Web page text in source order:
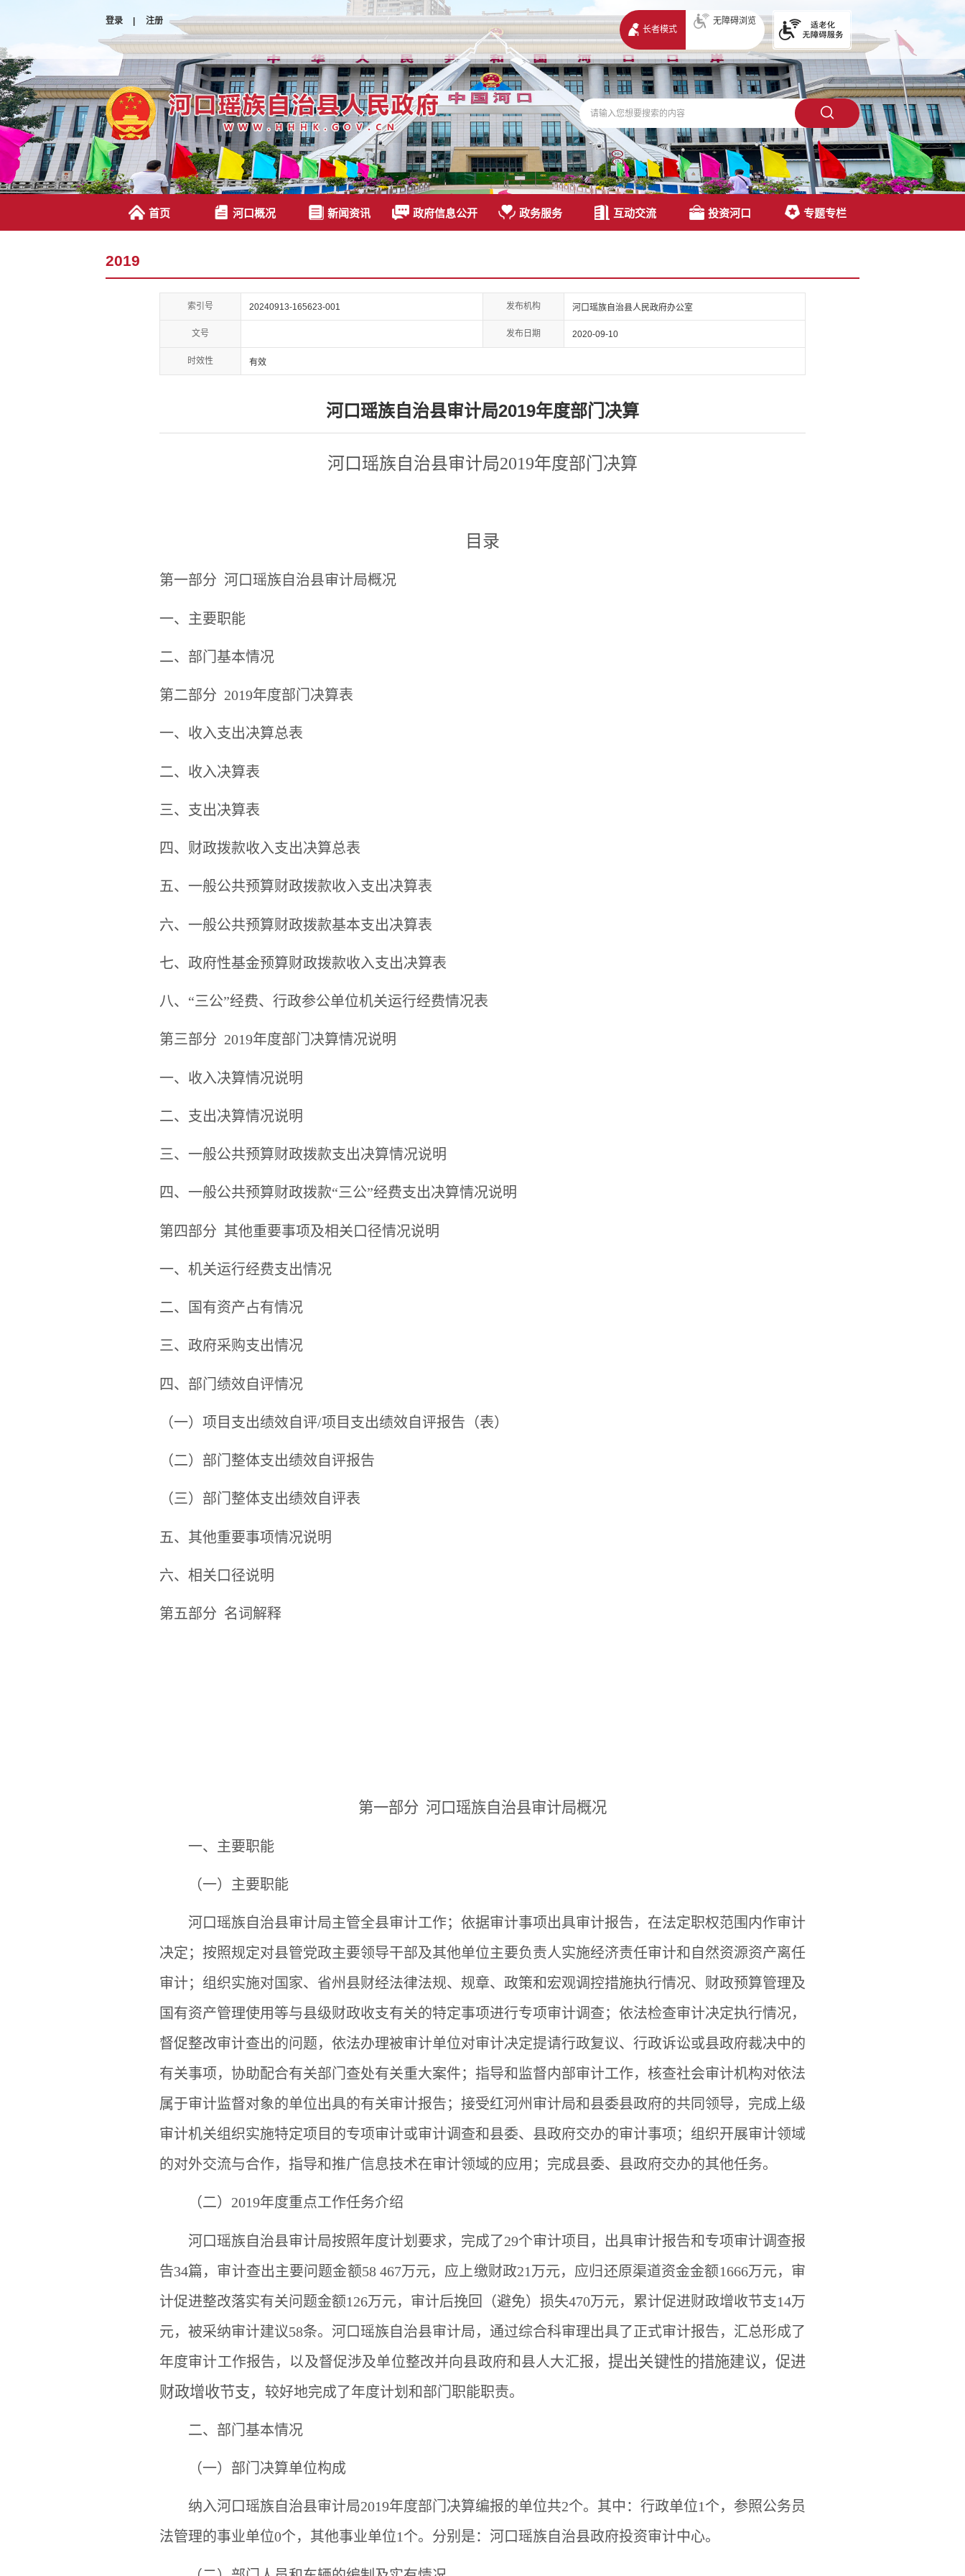
登录 |
注册
长者模式
无障碍浏览
首页 河口概况 新闻资讯 政府信息公开 政务服务 互动交流 投资河口 专题专栏
2019
索引号 20240913-165623-001 发布机构 河口瑶族自治县人民政府办公室
文号 发布日期 2020-09-10
时效性 有效
河口瑶族自治县审计局2019年度部门决算
河口瑶族自治县审计局2019年度部门决算
目录
第一部分 河口瑶族自治县审计局概况
一、主要职能
二、部门基本情况
第二部分 2019年度部门决算表
一、收入支出决算总表
二、收入决算表
三、支出决算表
四、财政拨款收入支出决算总表
五、一般公共预算财政拨款收入支出决算表
六、一般公共预算财政拨款基本支出决算表
七、政府性基金预算财政拨款收入支出决算表
八、 “三公”经费、行政参公单位机关运行经费情况表
第三部分 2019年度部门决算情况说明
一、收入决算情况说明
二、支出决算情况说明
三、一般公共预算财政拨款支出决算情况说明
四、一般公共预算财政拨款“三公”经费支出决算情况说明
第四部分 其他重要事项及相关口径情况说明
一、机关运行经费支出情况
二、国有资产占有情况
三、政府采购支出情况
四、部门绩效自评情况
（一）项目支出绩效自评/项目支出绩效自评报告（表）
（二）部门整体支出绩效自评报告
（三）部门整体支出绩效自评表
五、其他重要事项情况说明
六、相关口径说明
第五部分 名词解释
第一部分 河口瑶族自治县审计局概况
一、主要职能
（一）主要职能
河口瑶族自治县审计局主管全县审计工作；依据审计事项出具审计报告，在法定职权范围内作审计
决定；按照规定对县管党政主要领导干部及其他单位主要负责人实施经济责任审计和自然资源资产离任
审计；组织实施对国家、省州县财经法律法规、规章、政策和宏观调控措施执行情况、财政预算管理及
国有资产管理使用等与县级财政收支有关的特定事项进行专项审计调查；依法检查审计决定执行情况，
督促整改审计查出的问题，依法办理被审计单位对审计决定提请行政复议、行政诉讼或县政府裁决中的
有关事项，协助配合有关部门查处有关重大案件；指导和监督内部审计工作，核查社会审计机构对依法
属于审计监督对象的单位出具的有关审计报告；接受红河州审计局和县委县政府的共同领导，完成上级
审计机关组织实施特定项目的专项审计或审计调查和县委、县政府交办的审计事项；组织开展审计领域
的对外交流与合作，指导和推广信息技术在审计领域的应用；完成县委、县政府交办的其他任务。
（二） 2019年度重点工作任务介绍
河口瑶族自治县审计局按照年度计划要求，完成了29个审计项目，出具审计报告和专项审计调查报
告34篇，审计查出主要问题金额58 467万元，应上缴财政21万元，应归还原渠道资金金额1666万元，审
计促进整改落实有关问题金额126万元，审计后挽回（避免）损失470万元，累计促进财政增收节支14万
元，被采纳审计建议58条。河口瑶族自治县审计局，通过综合科审理出具了正式审计报告，汇总形成了
年度审计工作报告，以及督促涉及单位整改并向县政府和县人大汇报，提出关键性的措施建议，促进
财政增收节支， 较好地完成了年度计划和部门职能职责。
二、部门基本情况
（一）部门决算单位构成
纳入河口瑶族自治县审计局2019年度部门决算编报的单位共2个。其中：行政单位1 个，参照公务员
法管理的事业单位0个，其他事业单位1 个。分别是：河口瑶族自治县政府投资审计中心。